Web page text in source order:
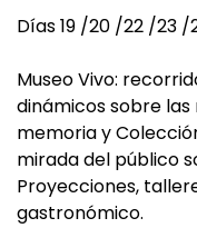
Días 19 /20 /22 /23
Museo Vivo:
dinámicos sobre
memoria y
mirada del público
Proyecciones,
gastronómico.